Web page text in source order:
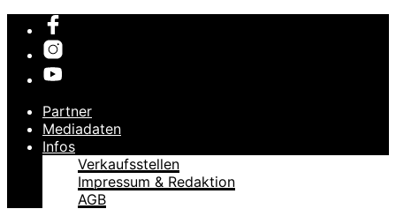
Partner
Mediadaten
Infos
Verkaufsstellen
Impressum & Redaktion
AGB